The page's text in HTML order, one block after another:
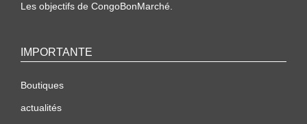
Les objectifs de CongoBonMarché.
IMPORTANTE
Boutiques
actualités